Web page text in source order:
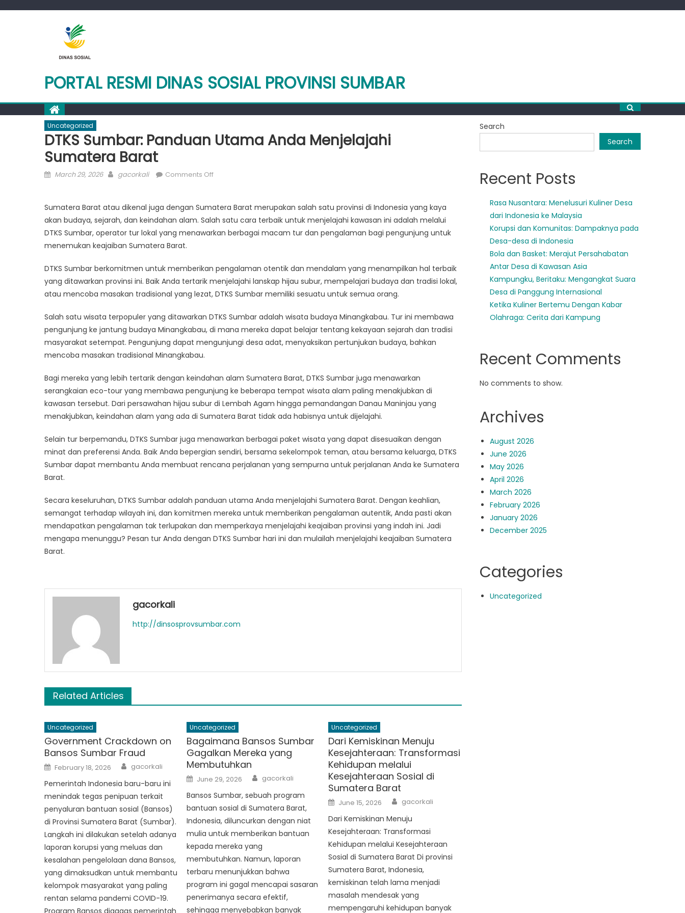
PORTAL RESMI DINAS SOSIAL PROVINSI SUMBAR
Uncategorized
DTKS Sumbar: Panduan Utama Anda Menjelajahi
Sumatera Barat
Posted
March 29, 2026 Author
gacorkali Comments Offon
Panduan
Utama
Anda
Barat
Sumatera Barat atau dikenal juga dengan Sumatera Barat merupakan salah satu provinsi di Indonesia yang kaya
akan budaya, sejarah, dan keindahan alam. Salah satu cara terbaik untuk menjelajahi kawasan ini adalah melalui
DTKS Sumbar, operator tur lokal yang menawarkan berbagai macam tur dan pengalaman bagi pengunjung untuk
menemukan keajaiban Sumatera Barat.
DTKS Sumbar berkomitmen untuk memberikan pengalaman otentik dan mendalam yang menampilkan hal terbaik
yang ditawarkan provinsi ini. Baik Anda tertarik menjelajahi lanskap hijau subur, mempelajari budaya dan tradisi lokal,
atau mencoba masakan tradisional yang lezat, DTKS Sumbar memiliki sesuatu untuk semua orang.
Salah satu wisata terpopuler yang ditawarkan DTKS Sumbar adalah wisata budaya Minangkabau. Tur ini membawa
pengunjung ke jantung budaya Minangkabau, di mana mereka dapat belajar tentang kekayaan sejarah dan tradisi
masyarakat setempat. Pengunjung dapat mengunjungi desa adat, menyaksikan pertunjukan budaya, bahkan
mencoba masakan tradisional Minangkabau.
Bagi mereka yang lebih tertarik dengan keindahan alam Sumatera Barat, DTKS Sumbar juga menawarkan
serangkaian eco-tour yang membawa pengunjung ke beberapa tempat wisata alam paling menakjubkan di
kawasan tersebut. Dari persawahan hijau subur di Lembah Agam hingga pemandangan Danau Maninjau yang
menakjubkan, keindahan alam yang ada di Sumatera Barat tidak ada habisnya untuk dijelajahi.
Selain tur berpemandu, DTKS Sumbar juga menawarkan berbagai paket wisata yang dapat disesuaikan dengan
minat dan preferensi Anda. Baik Anda bepergian sendiri, bersama sekelompok teman, atau bersama keluarga, DTKS
Sumbar dapat membantu Anda membuat rencana perjalanan yang sempurna untuk perjalanan Anda ke Sumatera
Barat.
Secara keseluruhan, DTKS Sumbar adalah panduan utama Anda menjelajahi Sumatera Barat. Dengan keahlian,
semangat terhadap wilayah ini, dan komitmen mereka untuk memberikan pengalaman autentik, Anda pasti akan
mendapatkan pengalaman tak terlupakan dan memperkaya menjelajahi keajaiban provinsi yang indah ini. Jadi
mengapa menunggu? Pesan tur Anda dengan DTKS Sumbar hari ini dan mulailah menjelajahi keajaiban Sumatera
Barat.
gacorkali
http://dinsosprovsumbar.com
Related Articles
Uncategorized
Government Crackdown on
Bansos Sumbar Fraud
Posted
on
February 18, 2026 Author
gacorkali
Pemerintah Indonesia baru-baru ini
menindak tegas penipuan terkait
penyaluran bantuan sosial (Bansos)
di Provinsi Sumatera Barat (Sumbar).
Langkah ini dilakukan setelah adanya
laporan korupsi yang meluas dan
kesalahan pengelolaan dana Bansos,
yang dimaksudkan untuk membantu
kelompok masyarakat yang paling
rentan selama pandemi COVID-19.
Program Bansos digagas pemerintah
Uncategorized
Bagaimana Bansos Sumbar
Gagalkan Mereka yang
Membutuhkan
Posted
on
June 29, 2026 Author
gacorkali
Bansos Sumbar, sebuah program
bantuan sosial di Sumatera Barat,
Indonesia, diluncurkan dengan niat
mulia untuk memberikan bantuan
kepada mereka yang
membutuhkan. Namun, laporan
terbaru menunjukkan bahwa
program ini gagal mencapai sasaran
penerimanya secara efektif,
sehingga menyebabkan banyak
Uncategorized
Dari Kemiskinan Menuju
Kesejahteraan: Transformasi
Kehidupan melalui
Kesejahteraan Sosial di
Sumatera Barat
Posted
on
June 15, 2026 Author
gacorkali
Dari Kemiskinan Menuju
Kesejahteraan: Transformasi
Kehidupan melalui Kesejahteraan
Sosial di Sumatera Barat Di provinsi
Sumatera Barat, Indonesia,
kemiskinan telah lama menjadi
masalah mendesak yang
mempengaruhi kehidupan banyak
Search
Search
Recent Posts
Rasa Nusantara: Menelusuri Kuliner Desa
dari Indonesia ke Malaysia
Korupsi dan Komunitas: Dampaknya pada
Desa-desa di Indonesia
Bola dan Basket: Merajut Persahabatan
Antar Desa di Kawasan Asia
Kampungku, Beritaku: Mengangkat Suara
Desa di Panggung Internasional
Ketika Kuliner Bertemu Dengan Kabar
Olahraga: Cerita dari Kampung
Recent Comments
No comments to show.
Archives
August 2026
June 2026
May 2026
April 2026
March 2026
February 2026
January 2026
December 2025
Categories
Uncategorized